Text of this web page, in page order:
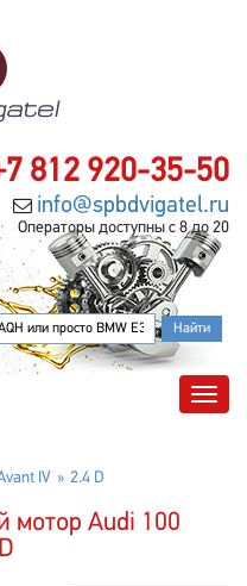
812 920-35-50
info@spbdvigatel.ru
Операторы доступны с 8 до 20
IV 2.4 D
мотор Audi 100